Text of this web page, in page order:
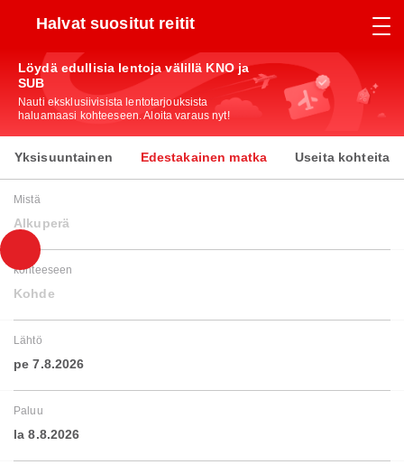
Halvat suositut reitit
Löydä edullisia lentoja välillä KNO ja
SUB
Nauti eksklusiivisista lentotarjouksista
haluamaasi kohteeseen. Aloita varaus nyt!
Yksisuuntainen Edestakainen matka Useita kohteita
Mistä
Alkuperä
kohteeseen
Kohde
Lähtö
pe 7.8.2026
Paluu
la 8.8.2026